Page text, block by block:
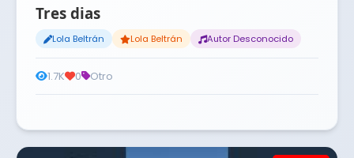
Tres dias
Lola Beltrán Lola Beltrán Autor Desconocido
1.7K 0 Otro